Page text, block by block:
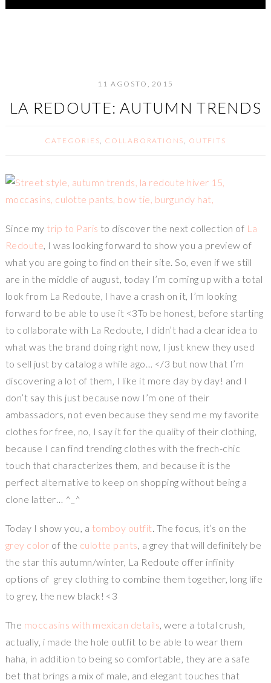
11 AGOSTO, 2015
LA REDOUTE: AUTUMN TRENDS
CATEGORIES COLLABORATIONS OUTFITS
Since my trip to Paris to discover the next collection of La
Redoute, I was looking forward to show you a preview of
what you are going to find on their site. So, even if we still
are in the middle of august, today I’m coming up with a total
look from La Redoute, I have a crash on it, I’m looking
forward to be able to use it <3To be honest, before starting
to collaborate with La Redoute, I didn’t had a clear idea to
what was the brand doing right now, I just knew they used
to sell just by catalog a while ago… </3 but now that I’m
discovering a lot of them, I like it more day by day! and I
don’t say this just because now I’m one of their
ambassadors, not even because they send me my favorite
clothes for free, no, I say it for the quality of their clothing,
because I can find trending clothes with the frech-chic
touch that characterizes them, and because it is the
perfect alternative to keep on shopping without being a
clone latter… ^_^
Today I show you, a tomboy outfit. The focus, it’s on the
grey color of the culotte pants, a grey that will definitely be
the star this autumn/winter, La Redoute offer infinity
options of grey clothing to combine them together, long life
to grey, the new black! <3
The moccasins with mexican details, were a total crush,
actually, i made the hole outfit to be able to wear them
haha, in addition to being so comfortable, they are a safe
bet that brings a mix of male, and elegant touches that